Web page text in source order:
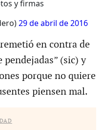
y firmas
29 de abril de 2016
en contra de
pendejadas” (sic) y
porque no quiere
piensen mal.